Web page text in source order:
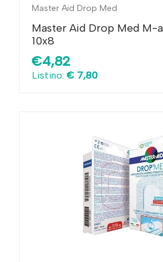
Master Aid Drop Med
Master Aid Drop Med M-
10x8
€4,82
Listino: € 7,80